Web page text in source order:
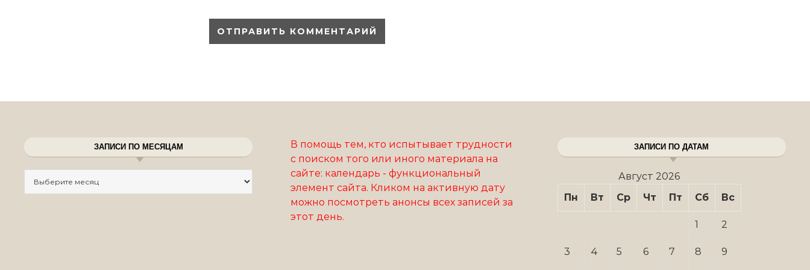
ЗАПИСИ ПО МЕСЯЦАМ
В помощь тем, кто испытывает трудности
с поиском того или иного материала на
сайте: календарь - функциональный
элемент сайта. Кликом на активную дату
можно посмотреть анонсы всех записей за
этот день.
ЗАПИСИ ПО ДАТАМ
Август 2026
Пн
Вт Ср Чт Пт Сб Вс
1 2
3 4 5 6 7 8 9